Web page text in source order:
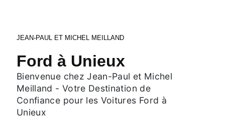
JEAN-PAUL ET MICHEL MEILLAND
Ford à Unieux
Bienvenue chez Jean-Paul et Michel
Meilland - Votre Destination de
Confiance pour les Voitures Ford à
Unieux